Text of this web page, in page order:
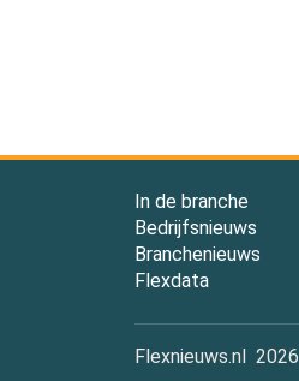
In de branche
Bedrijfsnieuws
Branchenieuws
Flexdata
Flexnieuws.nl 2026